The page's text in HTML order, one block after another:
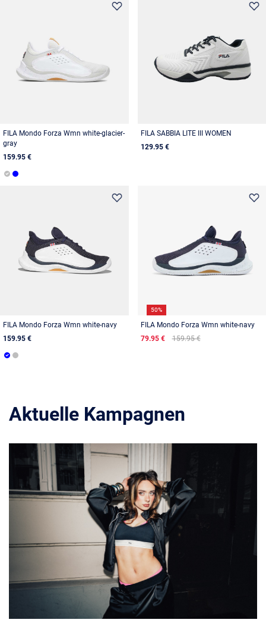
FILA Mondo Forza Wmn white-glacier-
gray
159.95 €
FILA SABBIA LITE III WOMEN
129.95 €
FILA Mondo Forza Wmn white-navy
159.95 €
50%
FILA Mondo Forza Wmn white-navy
79.95 €
159.95 €
Aktuelle Kampagnen